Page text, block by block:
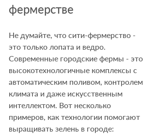
фермерстве
Не думайте, что сити-фермерство -
это только лопата и ведро.
Современные городские фермы - это
высокотехнологичные комплексы с
автоматическим поливом, контролем
климата и даже искусственным
интеллектом. Вот несколько
примеров, как технологии помогают
выращивать зелень в городе: